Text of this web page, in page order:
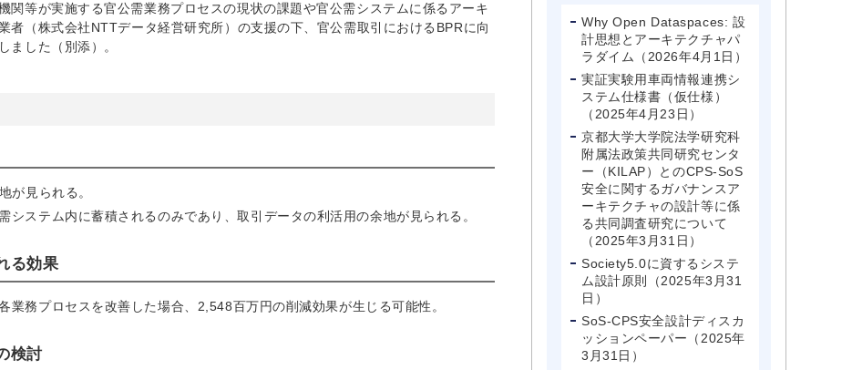
関等が実施する官公需業務プロセスの現状の課題や官公需システムに係るアーキ
者（株式会社NTTデータ経営研究所）の支援の下、官公需取引におけるBPRに向
ました（別添）。
が見られる。
ステム内に蓄積されるのみであり、取引データの利活用の余地が見られる。
る効果
業務プロセスを改善した場合、2,548百万円の削減効果が生じる可能性。
検討
Why Open Dataspaces: 設
計思想とアーキテクチャパ
ラダイム（2026年4月1日）
実証実験用車両情報連携シ
ステム仕様書（仮仕様）
（2025年4月23日）
京都大学大学院法学研究科
附属法政策共同研究センタ
ー（KILAP）とのCPS-SoS
安全に関するガバナンスア
ーキテクチャの設計等に係
る共同調査研究について
（2025年3月31日）
Society5.0に資するシステ
ム設計原則（2025年3月31
日）
SoS-CPS安全設計ディスカ
ッションペーパー（2025年
3月31日）